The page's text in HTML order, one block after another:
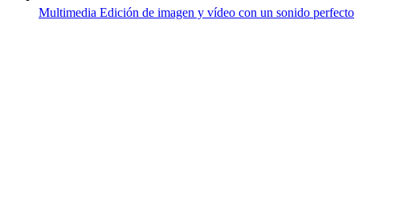
Multimedia Edición de imagen y vídeo con un sonido perfecto